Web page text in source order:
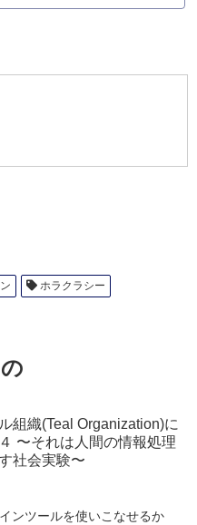
ホラクラシー
組織(Teal Organization)に
〜それは人間の情報処理
社会実験〜
ンツールを使いこなせるか